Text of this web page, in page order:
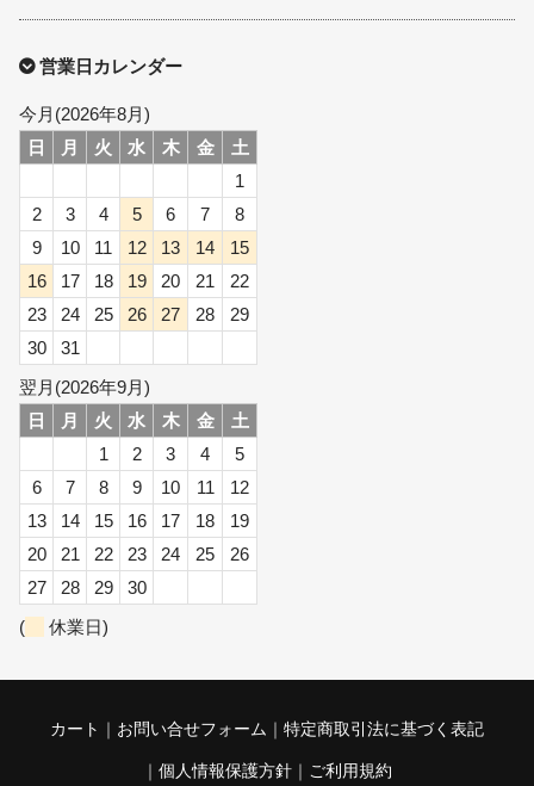
営業日カレンダー
今月(2026年8月)
日
月 火 水 木 金
土
1
2
3 4 5 6 7
8
9
10 11 12 13 14
15
16
17 18 19 20 21
22
23
24 25 26 27 28
29
30
31
翌月(2026年9月)
日
月 火 水 木 金
土
1
2 3 4
5
6
7 8 9 10 11
12
13
14 15 16 17 18
19
20
21 22 23 24 25
26
27
28 29
30
(
休業日)
カート お問い合せフォーム 特定商取引法に基づく表記
個人情報保護方針 ご利用規約